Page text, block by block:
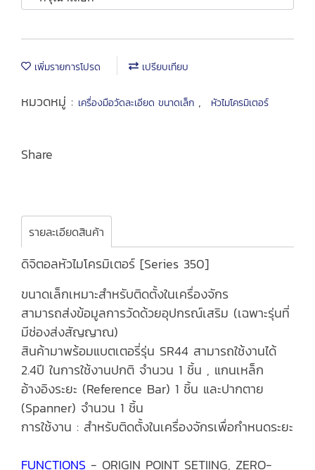
เพิ่มรายการโปรด เปรียบเทียบ
หมวดหมู่ : เครื่องมือวัดละเอียด ขนาดเล็ก , หัวไมโครมิเตอร์
Share
รายละเอียดสินค้า
ดิจิตอลหัวไมโครมิเตอร์ [Series 350]
ขนาดเล็กเหมาะสำหรับติดตั้งในเครื่องจักร
สามารถส่งข้อมูลการวัดด้วยอุปกรณ์เสริม (เฉพาะรุ่นที่
มีช่องส่งสัญญาณ)
สินค้ามาพร้อมแบตเตอรี่รุ่น SR44 สามารถใช้งานได้
2.4ปี ในการใช้งานปกติ จำนวน 1 ชิ้น , แกนเหล็ก
อ้างอิงระยะ (Reference Bar) 1 ชิ้น และปากตาย
(Spanner) จำนวน 1 ชิ้น
การใช้งาน : สำหรับติดตั้งในเครื่องจักรเพื่อกำหนดระยะ
FUNCTIONS - ORIGIN POINT SETIING, ZERO-